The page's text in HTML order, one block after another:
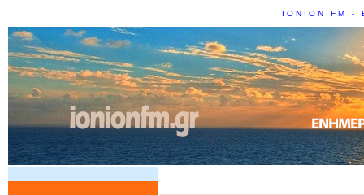
IONION FM -